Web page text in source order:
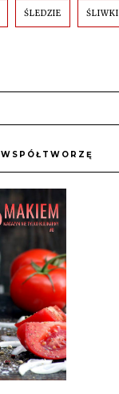
ŚLEDZIE ŚLIWKI
WSPÓŁTWORZĘ